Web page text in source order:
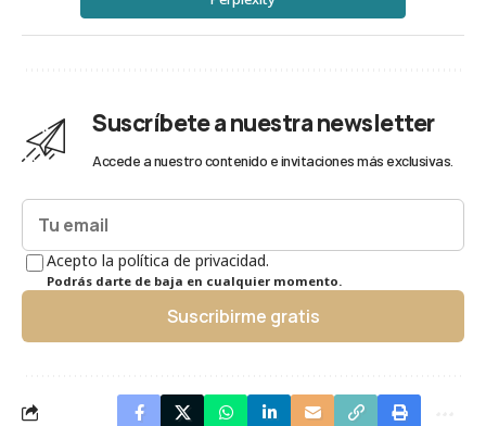
Suscríbete a nuestra newsletter
Accede a nuestro contenido e invitaciones más exclusivas.
Acepto la política de privacidad.
Podrás darte de baja en cualquier momento.
Suscribirme gratis